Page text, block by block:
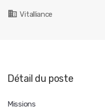
Vitalliance
Détail du poste
Missions